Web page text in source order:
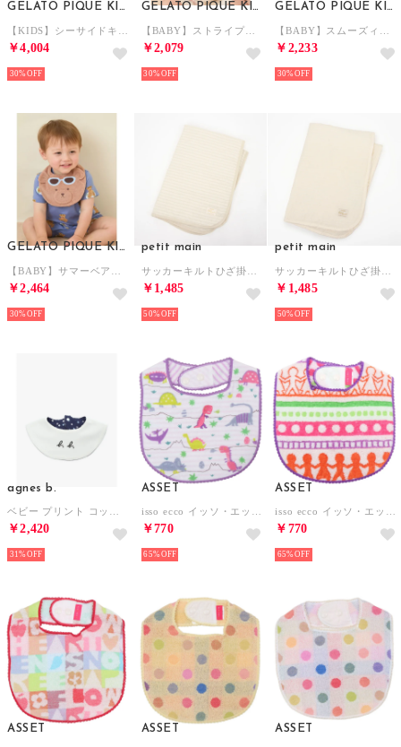
GELATO PIQUE KIDS & BABY
￥4,004
30%
GELATO PIQUE KIDS & BABY
￥2,079
30%
GELATO PIQUE KIDS & BABY
￥2,233
30%
GELATO PIQUE KIDS & BABY
￥2,464
30%
petit main
￥1,485
50%
petit main
￥1,485
50%
agnes b.
￥2,420
31%
ASSET
￥770
65%
ASSET
￥770
65%
ASSET ASSET ASSET